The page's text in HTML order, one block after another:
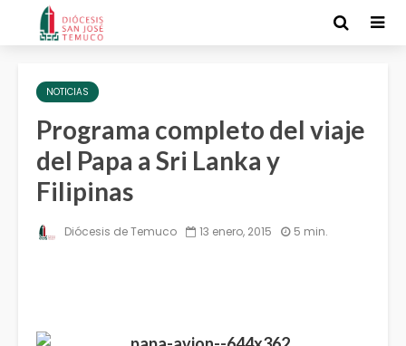
NOTICIAS
Programa completo del viaje
del Papa a Sri Lanka y
Filipinas
Diócesis de Temuco 13 enero, 2015 5 min.